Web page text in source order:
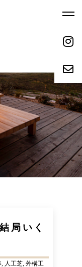
テリアへのこだわり
COMMITMENT
参考価格
REFERENCE PRICE
施工実績
ブログ
INSTAGRAM
局いく
人工芝 外構工